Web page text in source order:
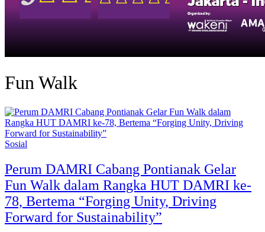
Fun Walk
Sosial
Perum DAMRI Cabang Pontianak Gelar
Fun Walk dalam Rangka HUT DAMRI ke-
78, Bertema “Forging Unity, Driving
Forward for Sustainability”